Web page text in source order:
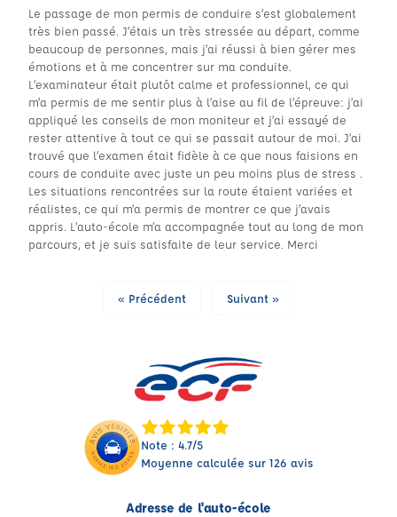
Le passage de mon permis de conduire s’est globalement
très bien passé. J’étais un très stressée au départ, comme
beaucoup de personnes, mais j’ai réussi à bien gérer mes
émotions et à me concentrer sur ma conduite.
L’examinateur était plutôt calme et professionnel, ce qui
m’a permis de me sentir plus à l’aise au fil de l’épreuve: j’ai
appliqué les conseils de mon moniteur et j’ai essayé de
rester attentive à tout ce qui se passait autour de moi. J’ai
trouvé que l’examen était fidèle à ce que nous faisions en
cours de conduite avec juste un peu moins plus de stress .
Les situations rencontrées sur la route étaient variées et
réalistes, ce qui m’a permis de montrer ce que j’avais
appris. L’auto-école m’a accompagnée tout au long de mon
parcours, et je suis satisfaite de leur service. Merci
« Précédent Suivant »
Note : 4.7/5
Moyenne calculée sur 126 avis
Adresse de l'auto-école